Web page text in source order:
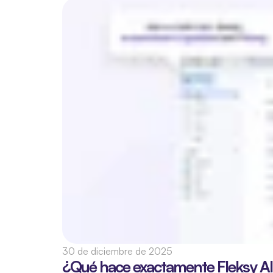
30 de diciembre de 2025
¿Qué hace exactamente Fleksy